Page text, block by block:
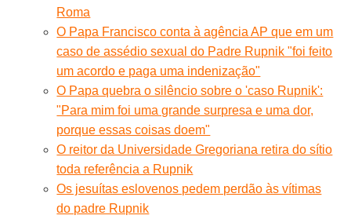
Roma
O Papa Francisco conta à agência AP que em um
caso de assédio sexual do Padre Rupnik "foi feito
um acordo e paga uma indenização"
O Papa quebra o silêncio sobre o 'caso Rupnik':
"Para mim foi uma grande surpresa e uma dor,
porque essas coisas doem"
O reitor da Universidade Gregoriana retira do sítio
toda referência a Rupnik
Os jesuítas eslovenos pedem perdão às vítimas
do padre Rupnik